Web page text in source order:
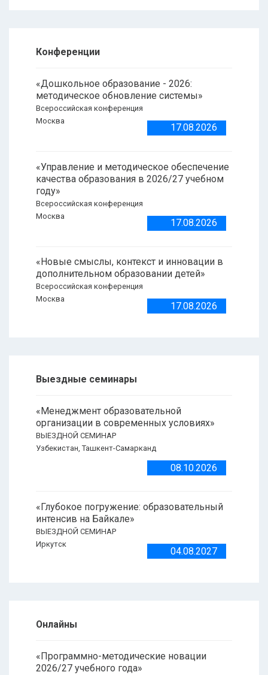
Конференции
«Дошкольное образование - 2026:
методическое обновление системы»
Всероссийская конференция
Москва
17.08.2026
«Управление и методическое обеспечение
качества образования в 2026/27 учебном
году»
Всероссийская конференция
Москва
17.08.2026
«Новые смыслы, контекст и инновации в
дополнительном образовании детей»
Всероссийская конференция
Москва
17.08.2026
Выездные семинары
«Менеджмент образовательной
организации в современных условиях»
ВЫЕЗДНОЙ СЕМИНАР
Узбекистан, Ташкент-Самарканд
08.10.2026
«Глубокое погружение: образовательный
интенсив на Байкале»
ВЫЕЗДНОЙ СЕМИНАР
Иркутск
04.08.2027
Онлайны
«Программно-методические новации
2026/27 учебного года»